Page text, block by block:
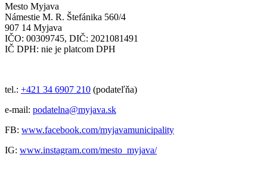
Mesto Myjava
Námestie M. R. Štefánika 560/4
907 14 Myjava
IČO: 00309745, DIČ: 2021081491
IČ DPH: nie je platcom DPH
tel.: +421 34 6907 210 (podateľňa)
e-mail: podatelna@myjava.sk
FB: www.facebook.com/myjavamunicipality
IG: www.instagram.com/mesto_myjava/